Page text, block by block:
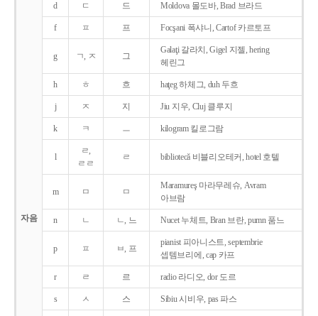
자음
d ㄷ 드 Moldova 몰도바, Brad 브라드
f ㅍ 프 Focşani 폭샤니, Cartof 카르토프
g ㄱ, ㅈ 그
Galaţi 갈라치, Gigel 지젤, hering
헤린그
h ㅎ 흐 haţeg 하체그, duh 두흐
j ㅈ 지 Jiu 지우, Cluj 클루지
k ㅋ ㅡ kilogram 킬로그람
l
ㄹ,
ㄹㄹ
ㄹ bibliotecǎ 비블리오테커, hotel 호텔
m ㅁ ㅁ
Maramureş 마라무레슈, Avram
아브람
n ㄴ ㄴ, 느 Nucet 누체트, Bran 브란, pumn 품느
p ㅍ ㅂ, 프
pianist 피아니스트, septembrie
셉템브리에, cap 카프
r ㄹ 르 radio 라디오, dor 도르
s ㅅ 스 Sibiu 시비우, pas 파스